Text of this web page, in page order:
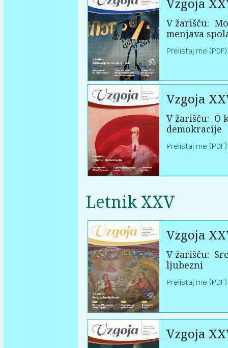
V žarišču:
menjava
Prelistaj me (PDF)
Vzgoja
V žarišču: O
demokracije
Prelistaj me (PDF)
Letnik XXV
Vzgoja
V žarišču:
ljubezni
Prelistaj me (PDF)
Vzgoja